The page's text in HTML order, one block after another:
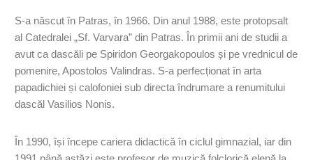
S-a născut în Patras, în 1966. Din anul 1988, este protopsalt
al Catedralei „Sf. Varvara” din Patras. În primii ani de studii a
avut ca dascăli pe Spiridon Georgakopoulos și pe vrednicul de
pomenire, Apostolos Valindras. S-a perfecționat în arta
papadichiei și calofoniei sub directa îndrumare a renumitului
dascăl Vasilios Nonis.
În 1990, își începe cariera didactică în ciclul gimnazial, iar din